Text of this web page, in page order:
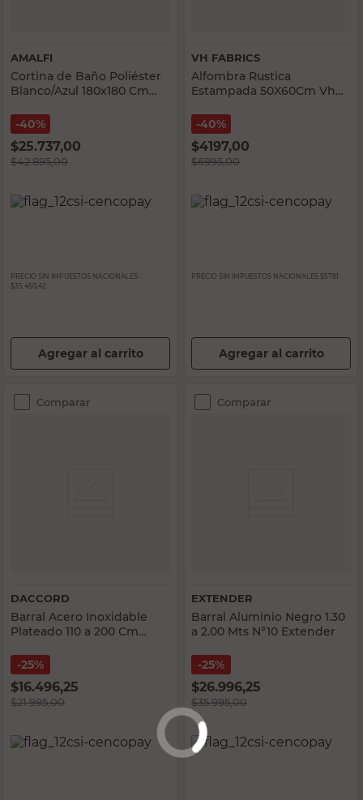
AMALFI
Cortina de Baño Poliéster
Blanco/Azul 180x180 Cm
40%
$25.737,00
$42.895,00
PRECIO SIN IMPUESTOS NACIONALES:
$35.450,42
Agregar al carrito
VH FABRICS
Alfombra Rustica
Estampada 50X60Cm Vh
40%
$4197,00
$6995,00
PRECIO SIN IMPUESTOS NACIONALES: $5781
Agregar al carrito
Comparar
DACCORD
Barral Acero Inoxidable
Plateado 110 a 200 Cm
25%
$16.496,25
$21.995,00
Comparar
EXTENDER
Barral Aluminio Negro 1.30
a 2.00 Mts N°10 Extender
25%
$26.996,25
$35.995,00